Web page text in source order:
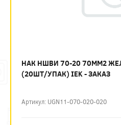
НАК НШВИ 70-20 70ММ2
(20ШТ/УПАК) IEK - ЗАКАЗ
Артикул: UGN11-070-020-020